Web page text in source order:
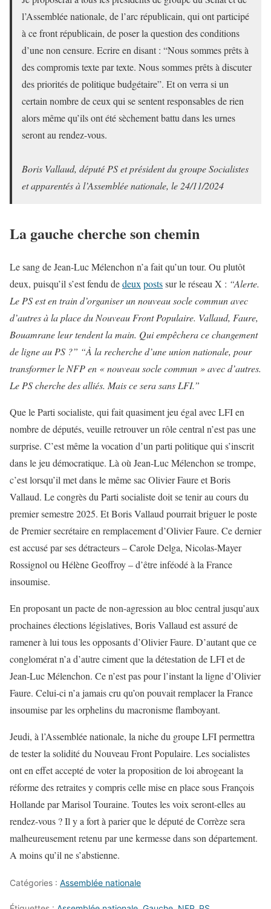
l’Assemblée nationale, de l’arc républicain, qui ont participé
à ce front républicain, de poser la question des conditions
d’une non censure. Ecrire en disant : “Nous sommes prêts à
des compromis texte par texte. Nous sommes prêts à discuter
des priorités de politique budgétaire”. Et on verra si un
certain nombre de ceux qui se sentent responsables de rien
alors même qu’ils ont été sèchement battu dans les urnes
seront au rendez-vous.
Boris Vallaud, député PS et président du groupe Socialistes
et apparentés à l’Assemblée nationale, le 24/11/2024
La gauche cherche son chemin
Le sang de Jean-Luc Mélenchon n’a fait qu’un tour. Ou plutôt
deux, puisqu’il s’est fendu dedeux postssur le réseau X : “Alerte.
Le PS est en train d’organiser un nouveau socle commun avec
d’autres à la place du Nouveau Front Populaire. Vallaud, Faure,
Bouamrane leur tendent la main. Qui empêchera ce changement
de ligne au PS ?” “À la recherche d’une union nationale, pour
transformer le NFP en « nouveau socle commun » avec d’autres.
Le PS cherche des alliés. Mais ce sera sans LFI.”
Que le Parti socialiste, qui fait quasiment jeu égal avec LFI en
nombre de députés, veuille retrouver un rôle central n’est pas une
surprise. C’est même la vocation d’un parti politique qui s’inscrit
dans le jeu démocratique. Là où Jean-Luc Mélenchon se trompe,
c’est lorsqu’il met dans le même sac Olivier Faure et Boris
Vallaud. Le congrès du Parti socialiste doit se tenir au cours du
premier semestre 2025. Et Boris Vallaud pourrait briguer le poste
de Premier secrétaire en remplacement d’Olivier Faure. Ce dernier
est accusé par ses détracteurs – Carole Delga, Nicolas-Mayer
Rossignol ou Hélène Geoffroy – d’être inféodé à la France
insoumise.
En proposant un pacte de non-agression au bloc central jusqu’aux
prochaines élections législatives, Boris Vallaud est assuré de
ramener à lui tous les opposants d’Olivier Faure. D’autant que ce
conglomérat n’a d’autre ciment que la détestation de LFI et de
Jean-Luc Mélenchon. Ce n’est pas pour l’instant la ligne d’Olivier
Faure. Celui-ci n’a jamais cru qu’on pouvait remplacer la France
insoumise par les orphelins du macronisme flamboyant.
Jeudi, à l’Assemblée nationale, la niche du groupe LFI permettra
de tester la solidité du Nouveau Front Populaire. Les socialistes
ont en effet accepté de voter la proposition de loi abrogeant la
réforme des retraites y compris celle mise en place sous François
Hollande par Marisol Touraine. Toutes les voix seront-elles au
rendez-vous ? Il y a fort à parier que le député de Corrèze sera
malheureusement retenu par une kermesse dans son département.
A moins qu’il ne s’abstienne.
Catégories : Assemblée nationale